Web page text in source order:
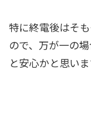
特に終電後はそ
ので、万が一の
と安心かと思いま